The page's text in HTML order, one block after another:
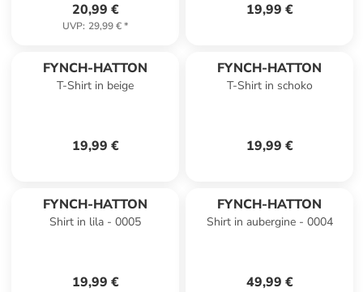
20,99 €
UVP: 29,99 €*
19,99 €
FYNCH-HATTON
T-Shirt in beige
19,99 €
FYNCH-HATTON
T-Shirt in schoko
19,99 €
FYNCH-HATTON
Shirt in lila - 0005
19,99 €
FYNCH-HATTON
Shirt in aubergine - 0004
49,99 €